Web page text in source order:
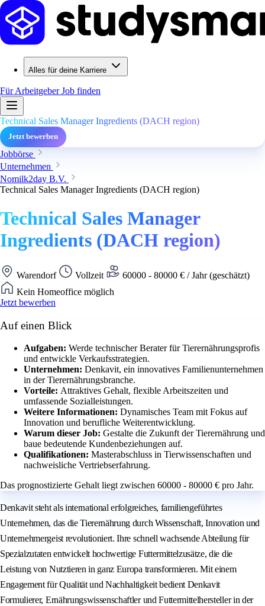
Alles für deine Karriere
Für ArbeitgeberJob finden
Technical Sales Manager Ingredients (DACH region)
Jetzt bewerben
Jobbörse
Unternehmen
Nomilk2day B.V.
Technical Sales Manager Ingredients (DACH region)
Technical Sales Manager
Ingredients (DACH region)
Warendorf Vollzeit
60000 - 80000 € / Jahr (geschätzt)
Kein Homeoffice möglich
Jetzt bewerben
Auf einen Blick
Aufgaben: Werde technischer Berater für Tierernährungsprofis
und entwickle Verkaufsstrategien.
Unternehmen: Denkavit, ein innovatives Familienunternehmen
in der Tierernährungsbranche.
Vorteile: Attraktives Gehalt, flexible Arbeitszeiten und
umfassende Sozialleistungen.
Weitere Informationen: Dynamisches Team mit Fokus auf
Innovation und berufliche Weiterentwicklung.
Warum dieser Job: Gestalte die Zukunft der Tierernährung und
baue bedeutende Kundenbeziehungen auf.
Qualifikationen: Masterabschluss in Tierwissenschaften und
nachweisliche Vertriebserfahrung.
Das prognostizierte Gehalt liegt zwischen 60000 - 80000 € pro Jahr.
Denkavit steht als international erfolgreiches, familiengeführtes
Unternehmen, das die Tierernährung durch Wissenschaft, Innovation und
Unternehmergeist revolutioniert. Ihre schnell wachsende Abteilung für
Spezialzutaten entwickelt hochwertige Futtermittelzusätze, die die
Leistung von Nutztieren in ganz Europa transformieren. Mit einem
Engagement für Qualität und Nachhaltigkeit bedient Denkavit
Formulierer, Ernährungswissenschaftler und Futtermittelhersteller in der